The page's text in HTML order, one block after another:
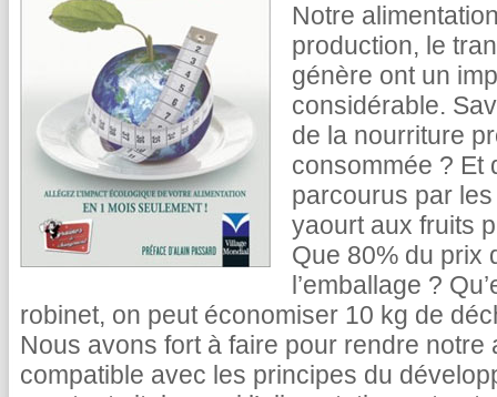
Notre
production, le
génère ont un
considérable.
de la nourriture
consommée ? Et
parcourus par
yaourt aux fruits
Que 80% du prix
l’emballage ?
robinet, on peut économiser 10 kg de
Nous avons fort à faire pour rendre notre
compatible avec les principes du